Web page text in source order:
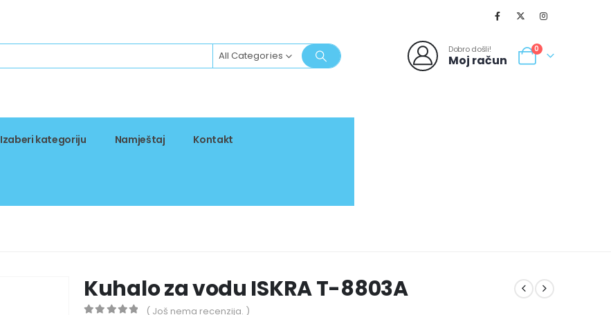
All Categories Dobro došli!
Moj račun
0
Izaberi kategoriju Namještaj Kontakt
Kuhalo za vodu ISKRA T-8803A
( Još nema recenzija. )